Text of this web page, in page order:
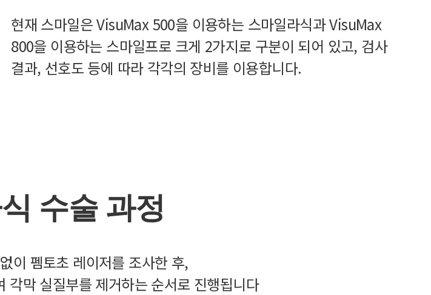
현재 스마일은 VisuMax 500을 이용하는 스마일라식과 VisuMax
800을 이용하는 스마일프로 크게 2가지로 구분이 되어 있고, 검사
결과, 선호도 등에 따라 각각의 장비를 이용합니다.
수술 과정
이 펨토초 레이저를 조사한 후,
막 실질부를 제거하는 순서로 진행됩니다